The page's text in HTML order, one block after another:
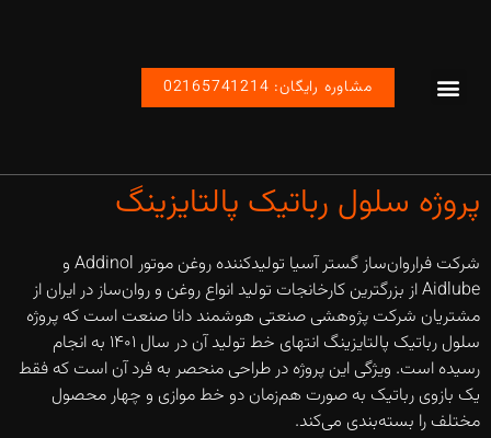
مشاوره رایگان: 02165741214
پروژه سلول رباتیک پالتایزینگ
شرکت فراروان‌ساز گستر آسیا تولیدکننده روغن موتور Addinol و
Aidlube از بزرگترین کارخانجات تولید انواع روغن و روان‌ساز در ایران از
مشتریان شرکت پژوهشی صنعتی هوشمند دانا صنعت است که پروژه
سلول رباتیک پالتایزینگ انتهای خط تولید آن در سال ۱۴۰۱ به انجام
رسیده است. ویژگی این پروژه در طراحی منحصر به فرد آن است که فقط
یک بازوی رباتیک به صورت هم‌زمان دو خط موازی و چهار محصول
مختلف را بسته‌بندی می‌کند.